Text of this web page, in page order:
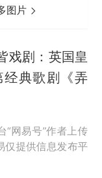
图片
戏剧：英国皇
典歌剧《弄
“网易号”作者上传
仅提供信息发布平